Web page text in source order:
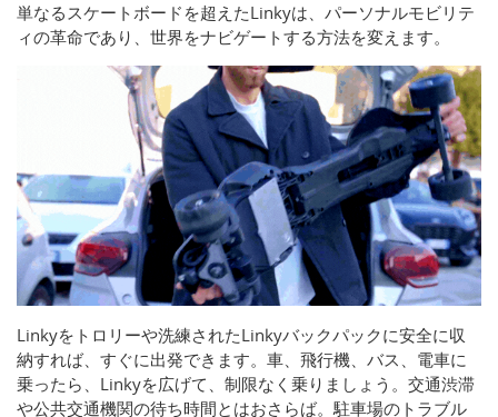
単なるスケートボードを超えたLinkyは、パーソナルモビリテ
ィの革命であり、世界をナビゲートする方法を変えます。
Linkyをトロリーや洗練されたLinkyバックパックに安全に収
納すれば、すぐに出発できます。車、飛行機、バス、電車に
乗ったら、Linkyを広げて、制限なく乗りましょう。交通渋滞
や公共交通機関の待ち時間とはおさらば。駐車場のトラブル